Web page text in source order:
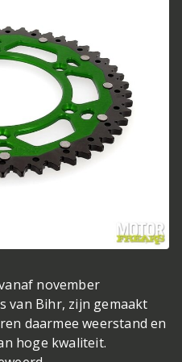
november
van Bihr, zijn gemaakt
daarmee weerstand en
hoge kwaliteit.